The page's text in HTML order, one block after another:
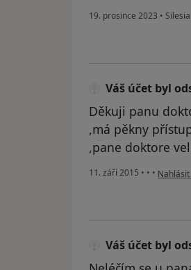
19. prosince 2023 •
Váš účet byl
Děkuji panu
,má pěkny
,pane doktore
11. září 2015 • • • podle
Váš účet byl